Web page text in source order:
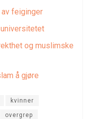
feiginger
og muslimske
å gjøre
kvinner
overgrep